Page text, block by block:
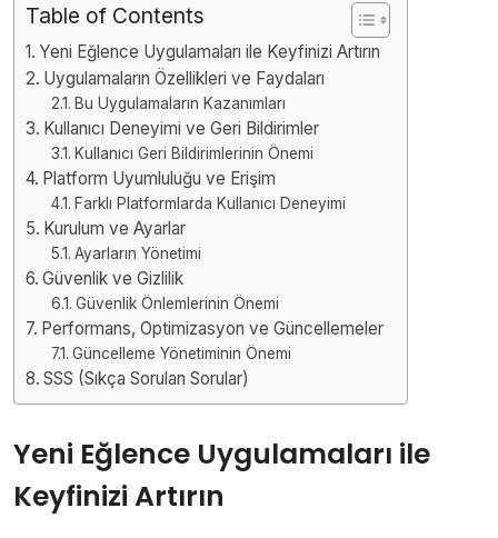
Table of Contents
Yeni Eğlence Uygulamaları ile Keyfinizi Artırın
Uygulamaların Özellikleri ve Faydaları
Bu Uygulamaların Kazanımları
Kullanıcı Deneyimi ve Geri Bildirimler
Kullanıcı Geri Bildirimlerinin Önemi
Platform Uyumluluğu ve Erişim
Farklı Platformlarda Kullanıcı Deneyimi
Kurulum ve Ayarlar
Ayarların Yönetimi
Güvenlik ve Gizlilik
Güvenlik Önlemlerinin Önemi
Performans, Optimizasyon ve Güncellemeler
Güncelleme Yönetiminin Önemi
SSS (Sıkça Sorulan Sorular)
Yeni Eğlence Uygulamaları ile
Keyfinizi Artırın